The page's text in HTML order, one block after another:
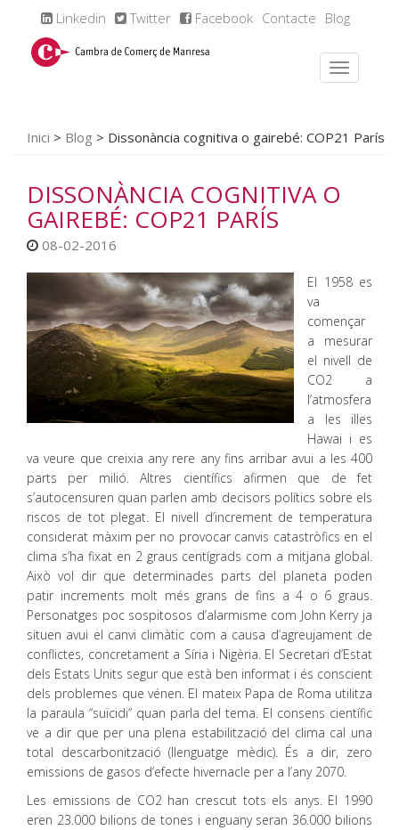
Linkedin Twitter Facebook Contacte Blog
Inici > Blog > Dissonància cognitiva o gairebé: COP21 París
DISSONÀNCIA COGNITIVA O
GAIREBÉ: COP21 PARÍS
08-02-2016
El 1958 es
va
començar
a mesurar
el nivell de
CO2 a
l’atmosfera
a les illes
Hawai i es
va veure que creixia any rere any fins arribar avui a les 400
parts per milió. Altres científics afirmen que de fet
s’autocensuren quan parlen amb decisors polítics sobre els
riscos de tot plegat. El nivell d’increment de temperatura
considerat màxim per no provocar canvis catastròfics en el
clima s’ha fixat en 2 graus centígrads com a mitjana global.
Això vol dir que determinades parts del planeta poden
patir increments molt més grans de fins a 4 o 6 graus.
Personatges poc sospitosos d’alarmisme com John Kerry ja
situen avui el canvi climàtic com a causa d’agreujament de
conflictes, concretament a Síria i Nigèria. El Secretari d’Estat
dels Estats Units segur que està ben informat i és conscient
dels problemes que vénen. El mateix Papa de Roma utilitza
la paraula “suïcidi” quan parla del tema. El consens científic
ve a dir que per una plena estabilització del clima cal una
total descarbonització (llenguatge mèdic). És a dir, zero
emissions de gasos d’efecte hivernacle per a l’any 2070.
Les emissions de CO2 han crescut tots els anys. El 1990
eren 23.000 bilions de tones i enguany seran 36.000 bilions